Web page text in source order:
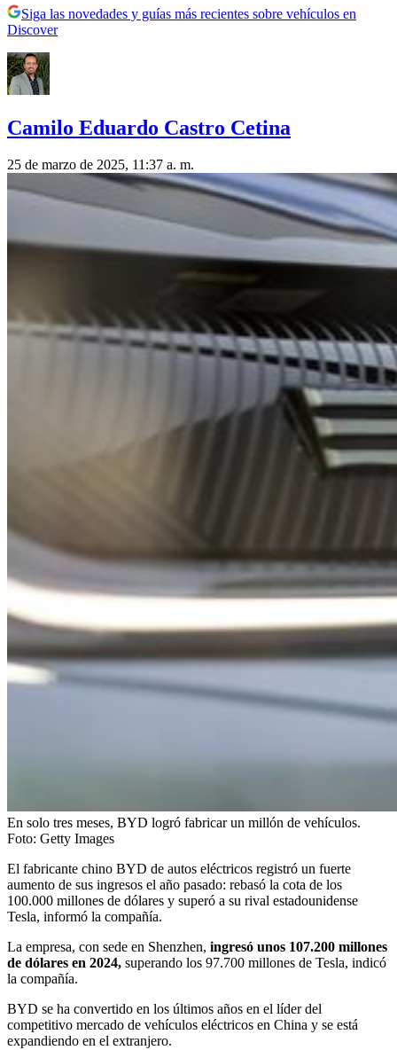
Siga las novedades y guías más recientes sobre vehículos en
Discover
Camilo Eduardo Castro Cetina
25 de marzo de 2025, 11:37 a. m.
En solo tres meses, BYD logró fabricar un millón de vehículos.
Foto: Getty Images
El fabricante chino BYD de autos eléctricos registró un fuerte
aumento de sus ingresos el año pasado: rebasó la cota de los
100.000 millones de dólares y superó a su rival estadounidense
Tesla, informó la compañía.
La empresa, con sede en Shenzhen, ingresó unos 107.200 millones
de dólares en 2024, superando los 97.700 millones de Tesla, indicó
la compañía.
BYD se ha convertido en los últimos años en el líder del
competitivo mercado de vehículos eléctricos en China y se está
expandiendo en el extranjero.